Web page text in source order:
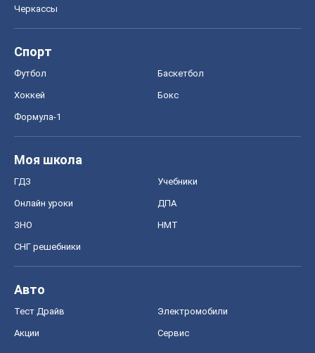
Черкассы
Спорт
Футбол Баскетбол
Хоккей Бокс
Формула-1
Моя школа
ГДЗ Учебники
Онлайн уроки ДПА
ЗНО НМТ
СНГ решебники
Авто
Тест Драйв Электромобили
Акции Сервис